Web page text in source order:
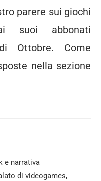
parere sui giochi
suoi abbonati
Ottobre. Come
nella sezione
e narrativa
di videogames,